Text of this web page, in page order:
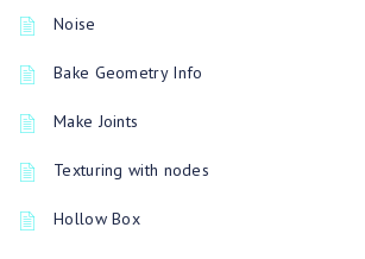
Noise
Bake Geometry Info
Make Joints
Texturing with nodes
Hollow Box